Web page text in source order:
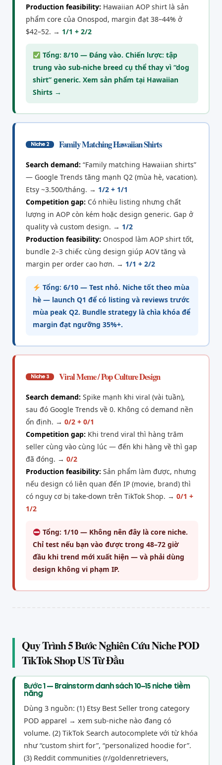
Production feasibility: Hawaiian AOP shirt là sản
phẩm core của Onospod, margin đạt 38–44% ở
$42–52. → 1/1 + 2/2
Tổng: 8/10 — Đáng vào. Chiến lược: tập
trung vào sub-niche breed cụ thể thay vì “dog
shirt” generic. Xem sản phẩm tại Hawaiian
Shirts →
Niche 2 Family Matching Hawaiian Shirts
Search demand: “Family matching Hawaiian shirts”
— Google Trends tăng mạnh Q2 (mùa hè, vacation).
Etsy ~3.500/tháng. → 1/2 + 1/1
Competition gap: Có nhiều listing nhưng chất
lượng in AOP còn kém hoặc design generic. Gap ở
quality và custom design. → 1/2
Production feasibility: Onospod làm AOP shirt tốt,
bundle 2–3 chiếc cùng design giúp AOV tăng và
margin per order cao hơn. → 1/1 + 2/2
Tổng: 6/10 — Test nhỏ. Niche tốt theo mùa
hè — launch Q1 để có listing và reviews trước
mùa peak Q2. Bundle strategy là chìa khóa để
margin đạt ngưỡng 35%+.
Niche 3 Viral Meme / Pop Culture Design
Search demand: Spike mạnh khi viral (vài tuần),
sau đó Google Trends về 0. Không có demand nền
ổn định. → 0/2 + 0/1
Competition gap: Khi trend viral thì hàng trăm
seller cùng vào cùng lúc — đến khi hàng về thì gap
đã đóng. → 0/2
Production feasibility: Sản phẩm làm được, nhưng
nếu design có liên quan đến IP (movie, brand) thì
có nguy cơ bị take-down trên TikTok Shop. → 0/1 +
1/2
Tổng: 1/10 — Không nên đây là core niche.
Chỉ test nếu bạn vào được trong 48–72 giờ
đầu khi trend mới xuất hiện — và phải dùng
design không vi phạm IP.
Quy Trình 5 Bước Nghiên Cứu Niche POD
TikTok Shop US Từ Đầu
Bước 1 — Brainstorm danh sách 10–15 niche tiềm
năng
Dùng 3 nguồn: (1) Etsy Best Seller trong category
POD apparel → xem sub-niche nào đang có
volume. (2) TikTok Search autocomplete với từ khóa
như “custom shirt for”, “personalized hoodie for”.
(3) Reddit communities (r/goldenretrievers,